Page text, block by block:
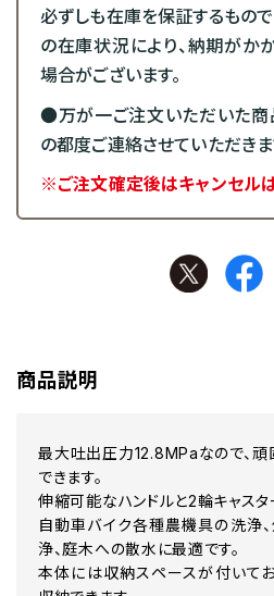
必ずしも在庫を保証するもの
の在庫状況により、納期がか
場合がございます。
●万が一ご注文いただいた
の都度ご連絡させていただきま
※ご注文確定後はキャンセルは
商品説明
最大吐出圧力12.8MPaなので、頑
できます。
伸縮可能なハンドルと2輪キャス
自動車バイク各種農機具の洗浄
浄、庭木への散水に最適です。
本体には収納スペースが付いてお